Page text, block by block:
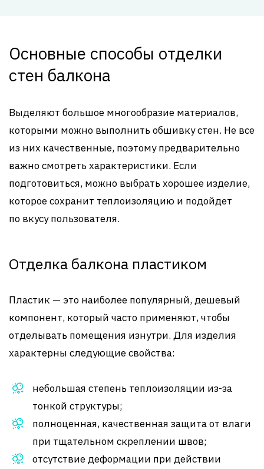
Основные способы отделки
стен балкона
Выделяют большое многообразие материалов,
которыми можно выполнить обшивку стен. Не все
из них качественные, поэтому предварительно
важно смотреть характеристики. Если
подготовиться, можно выбрать хорошее изделие,
которое сохранит теплоизоляцию и подойдет
по вкусу пользователя.
Отделка балкона пластиком
Пластик — это наиболее популярный, дешевый
компонент, который часто применяют, чтобы
отделывать помещения изнутри. Для изделия
характерны следующие свойства:
небольшая степень теплоизоляции из-за
тонкой структуры;
полноценная, качественная защита от влаги
при тщательном скреплении швов;
отсутствие деформации при действии